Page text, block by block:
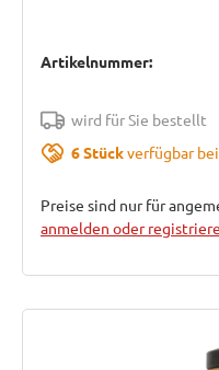
Artikelnummer:
wird für Sie bestellt
6 Stückverfügbar
Preise sind nur für
anmelden oder